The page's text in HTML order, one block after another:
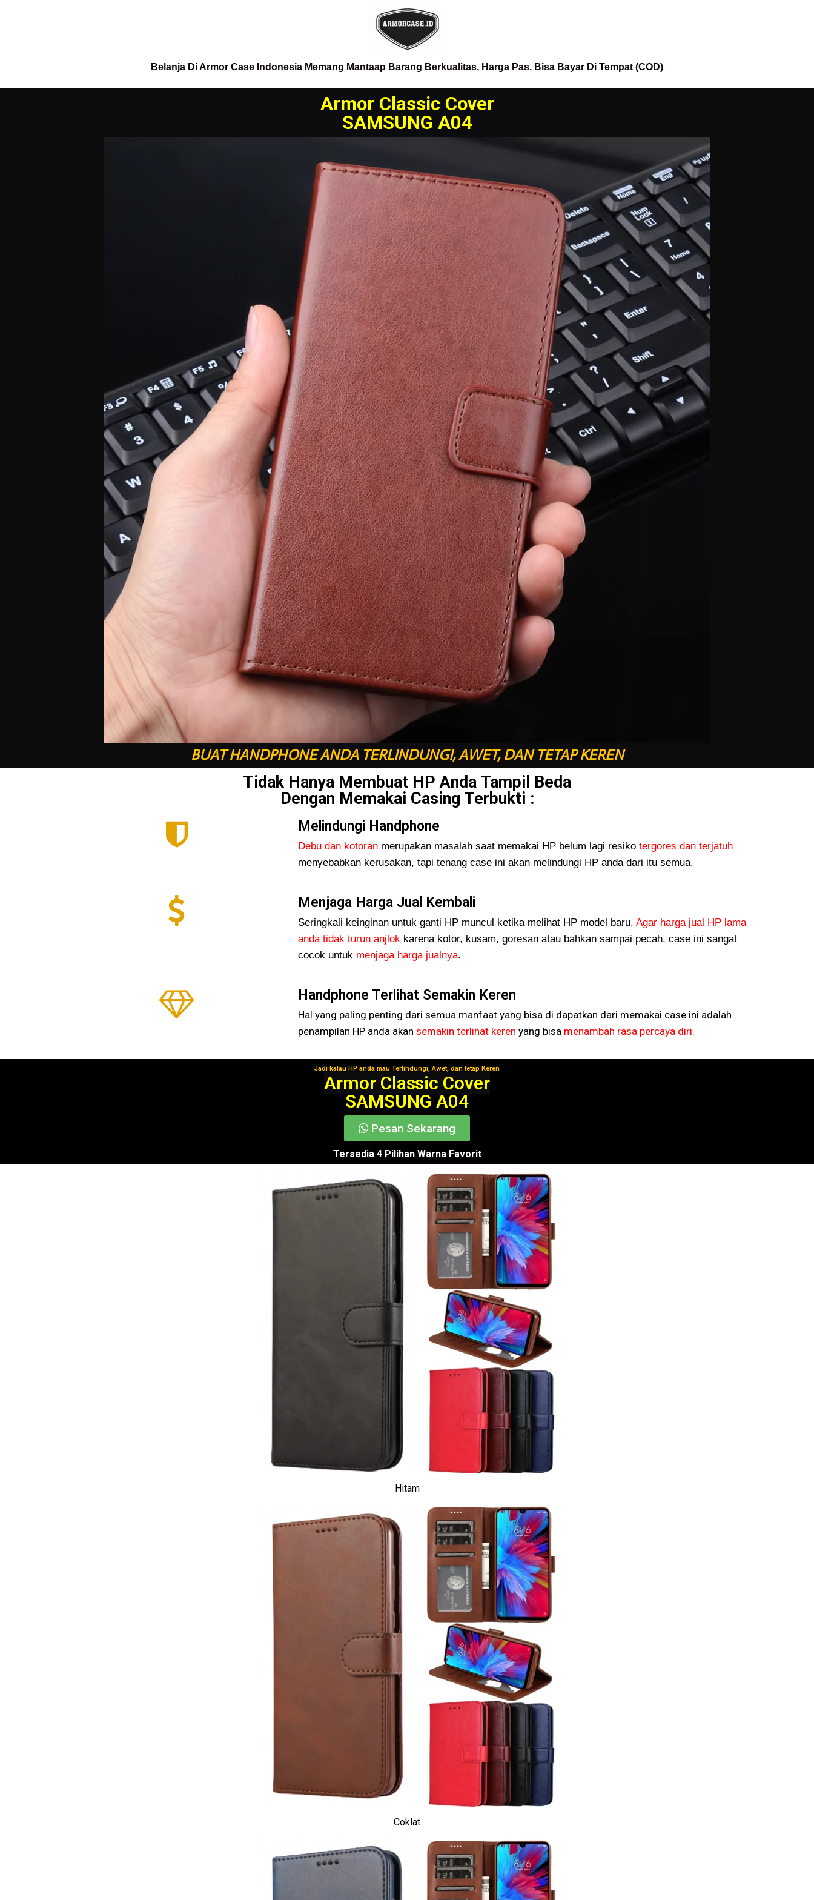
Belanja Di Armor Case Indonesia Memang Mantaap Barang Berkualitas, Harga Pas, Bisa Bayar Di Tempat (COD)
Armor Classic Cover
SAMSUNG A04
BUAT HANDPHONE ANDA TERLINDUNGI, AWET, DAN TETAP KEREN
Tidak Hanya Membuat HP Anda Tampil Beda
Dengan Memakai Casing Terbukti :
Melindungi Handphone
Debu dan kotoran merupakan masalah saat memakai HP belum lagi resiko tergores dan terjatuh
menyebabkan kerusakan, tapi tenang case ini akan melindungi HP anda dari itu semua.
Menjaga Harga Jual Kembali
Seringkali keinginan untuk ganti HP muncul ketika melihat HP model baru. Agar harga jual HP lama
anda tidak turun anjlokkarena kotor, kusam, goresan atau bahkan sampai pecah, case ini sangat
cocok untuk menjaga harga jualnya.
Handphone Terlihat Semakin Keren
Hal yang paling penting dari semua manfaat yang bisa di dapatkan dari memakai case ini adalah
penampilan HP anda akan semakin terlihat keren yang bisa menambah rasa percaya diri.
Jadi kalau HP anda mau Terlindungi, Awet, dan tetap Keren
Segera Gunakan!
Armor Classic Cover
SAMSUNG A04
Pesan Sekarang
Tersedia 4 Pilihan Warna Favorit
Hitam
Coklat